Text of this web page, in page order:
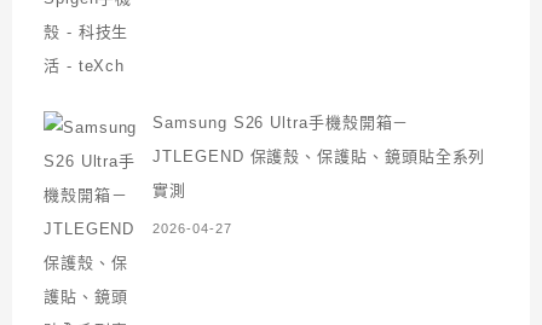
Samsung S26 Ultra手機殼開箱－
JTLEGEND 保護殼、保護貼、鏡頭貼全系列
實測
2026-04-27